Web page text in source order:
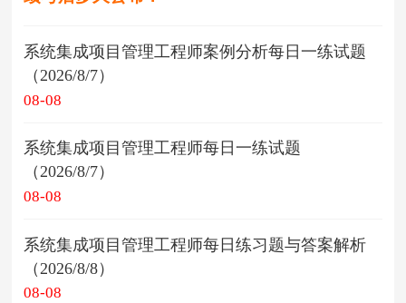
系统集成项目管理工程师案例分析每日一练试题
（2026/8/7）
08-08
系统集成项目管理工程师每日一练试题
（2026/8/7）
08-08
系统集成项目管理工程师每日练习题与答案解析
（2026/8/8）
08-08